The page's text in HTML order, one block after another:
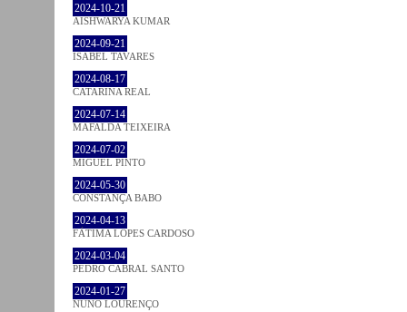
2024-10-21
AISHWARYA KUMAR
2024-09-21
ISABEL TAVARES
2024-08-17
CATARINA REAL
2024-07-14
MAFALDA TEIXEIRA
2024-07-02
MIGUEL PINTO
2024-05-30
CONSTANÇA BABO
2024-04-13
FÁTIMA LOPES CARDOSO
2024-03-04
PEDRO CABRAL SANTO
2024-01-27
NUNO LOURENÇO